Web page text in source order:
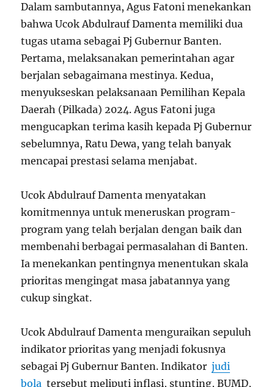
Dalam sambutannya, Agus Fatoni menekankan
bahwa Ucok Abdulrauf Damenta memiliki dua
tugas utama sebagai Pj Gubernur Banten.
Pertama, melaksanakan pemerintahan agar
berjalan sebagaimana mestinya. Kedua,
menyukseskan pelaksanaan Pemilihan Kepala
Daerah (Pilkada) 2024. Agus Fatoni juga
mengucapkan terima kasih kepada Pj Gubernur
sebelumnya, Ratu Dewa, yang telah banyak
mencapai prestasi selama menjabat.
Ucok Abdulrauf Damenta menyatakan
komitmennya untuk meneruskan program-
program yang telah berjalan dengan baik dan
membenahi berbagai permasalahan di Banten.
Ia menekankan pentingnya menentukan skala
prioritas mengingat masa jabatannya yang
cukup singkat.
Ucok Abdulrauf Damenta menguraikan sepuluh
indikator prioritas yang menjadi fokusnya
sebagai Pj Gubernur Banten. Indikatorjudi
bola tersebut meliputi inflasi, stunting, BUMD,